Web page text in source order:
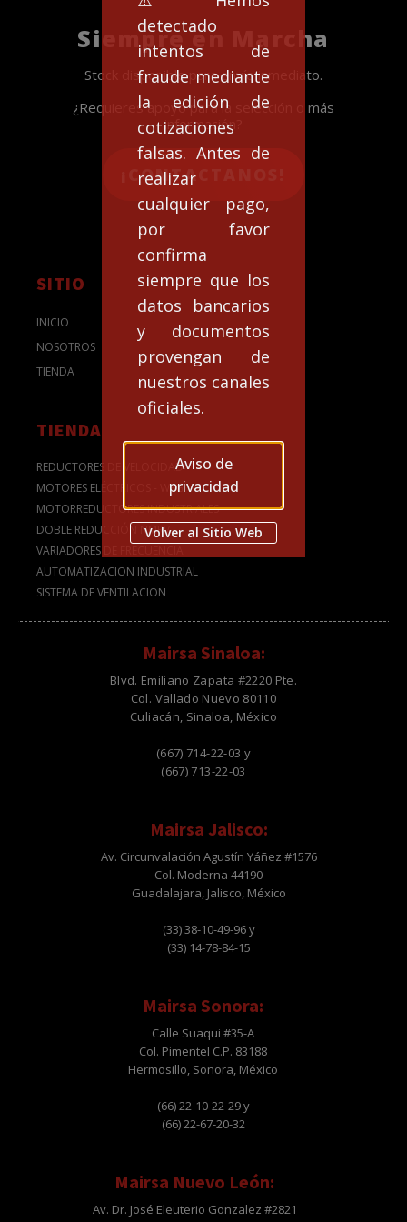
detectado
intentos de
fraude mediante
la edición de
cotizaciones
falsas. Antes de
realizar
cualquier pago,
por favor
confirma
siempre que los
datos bancarios
y documentos
provengan de
nuestros canales
oficiales.
Aviso de
privacidad
Volver al Sitio Web
Siempre en Marcha
Stock disponible para envío inmediato.
¿Requieres apoyo para la selección o más
información?
¡CONTACTANOS!
SITIO
INICIO
NOSOTROS
TIENDA
TIENDA
REDUCTORES DE VELOCIDAD
MOTORES ELÉCTRICOS - WEG
MOTORREDUCTORES INDUSTRIALES
DOBLE REDUCCIÓN NMRV
VARIADORES DE FRECUENCIA
AUTOMATIZACION INDUSTRIAL
SISTEMA DE VENTILACION
Mairsa Sinaloa:
Blvd. Emiliano Zapata #2220 Pte.
Col. Vallado Nuevo 80110
Culiacán, Sinaloa, México
(667) 714-22-03 y
(667) 713-22-03
Mairsa Jalisco:
Av. Circunvalación Agustín Yáñez #1576
Col. Moderna 44190
Guadalajara, Jalisco, México
(33) 38-10-49-96 y
(33) 14-78-84-15
Mairsa Sonora:
Calle Suaqui #35-A
Col. Pimentel C.P. 83188
Hermosillo, Sonora, México
(66) 22-10-22-29 y
(66) 22-67-20-32
Mairsa Nuevo León:
Av. Dr. José Eleuterio Gonzalez #2821